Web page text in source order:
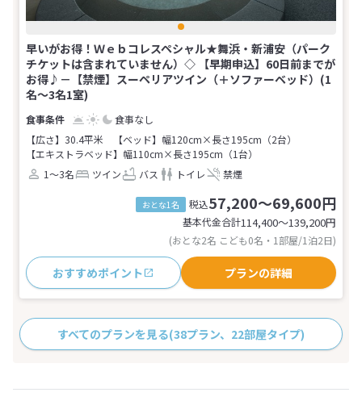
早いがお得！Ｗｅｂコレスペシャル★舞浜・新浦安（パーク
チケットは含まれていません）◇ 【早期申込】60日前までが
お得♪－【禁煙】スーペリアツイン（＋ソファーベッド）(1
名～3名1室)
食事なし
【広さ】30.4平米
【ベッド】幅120cm×長さ195cm（2台）
【エキストラベッド】幅110cm×長さ195cm（1台）
1～3名
ツイン バス トイレ 禁煙
おとな1名 税込57,200～69,600円
基本代金合計114,400〜139,200円
(おとな2名 こども0名・1部屋/1泊2日)
おすすめポイント プランの詳細
すべてのプランを見る(38プラン、22部屋タイプ)